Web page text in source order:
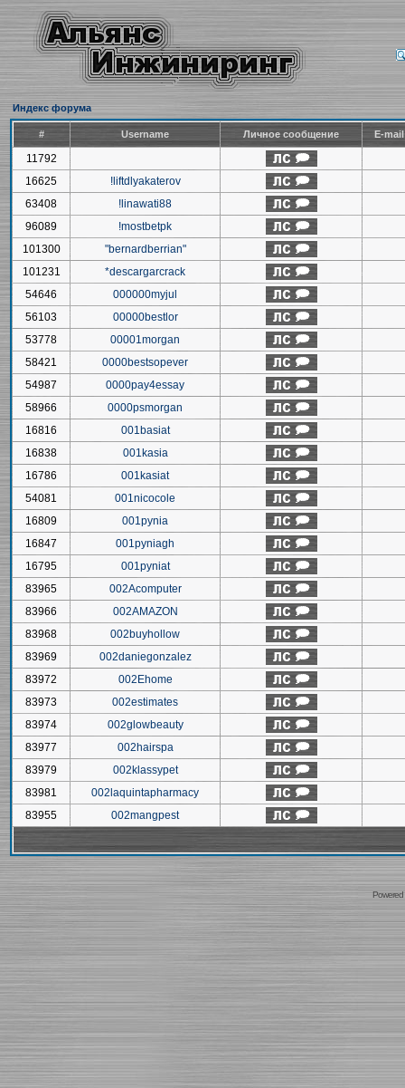
Индекс форума
# Username Личное сообщение E-
11792
16625
!liftdlyakaterov
63408
!linawati88
96089
!mostbetpk
101300
"bernardberrian"
101231
*descargarcrack
54646
000000myjul
56103
00000bestlor
53778
00001morgan
58421
0000bestsopever
54987
0000pay4essay
58966
0000psmorgan
16816
001basiat
16838
001kasia
16786
001kasiat
54081
001nicocole
16809
001pynia
16847
001pyniagh
16795
001pyniat
83965
002Acomputer
83966
002AMAZON
83968
002buyhollow
83969
002daniegonzalez
83972
002Ehome
83973
002estimates
83974
002glowbeauty
83977
002hairspa
83979
002klassypet
83981
002laquintapharmacy
83955
002mangpest